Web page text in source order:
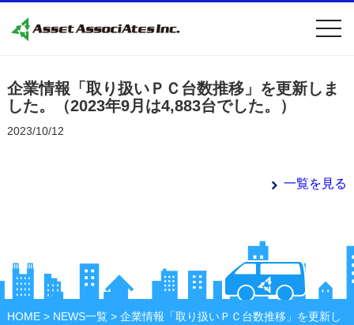
企業情報「取り扱いＰＣ台数推移」を更新しま
した。（2023年9月は4,883台でした。）
2023/10/12
一覧を見る
HOME> NEWS一覧> 企業情報「取り扱いＰＣ台数推移」を更新し